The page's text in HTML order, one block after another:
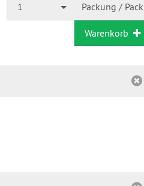
1 Packung / Pack
Warenkorb